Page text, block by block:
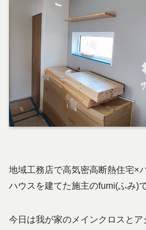
地域工務店で高気密高断熱住宅×
ハウスを建てた施主のfumi(ふみ)で
今日は我が家のメインクロスとア